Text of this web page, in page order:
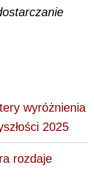
wyróżnienia
2025
rozdaje